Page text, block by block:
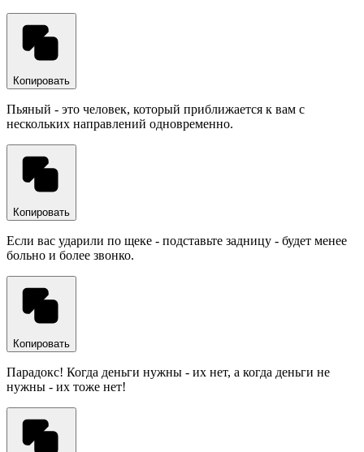
Копировать
Пьяный - это человек, который приближается к вам с
нескольких направлений одновременно.
Копировать
Если вас ударили по щеке - подставьте задницу - будет менее
больно и более звонко.
Копировать
Парадокс! Когда деньги нужны - их нет, а когда деньги не
нужны - их тоже нет!